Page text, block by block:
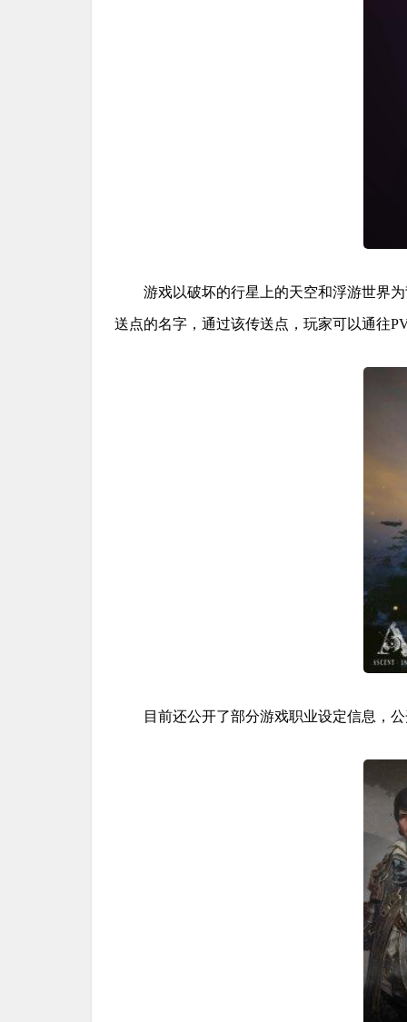
游戏以破坏的行星上的天空和浮游世界
送点的名字，通过该传送点，玩家可以通往
目前还公开了部分游戏职业设定信息，